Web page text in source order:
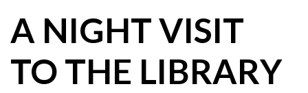
A NIGHT VISIT
TO THE LIBRARY